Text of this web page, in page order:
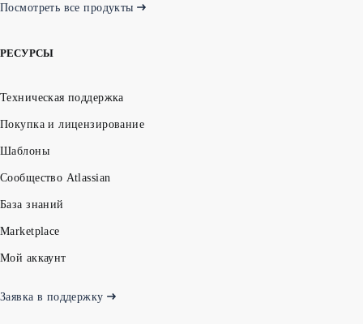
Посмотреть все продукты
РЕСУРСЫ
Техническая поддержка
Покупка и лицензирование
Шаблоны
Сообщество Atlassian
База знаний
Marketplace
Мой аккаунт
Заявка в поддержку